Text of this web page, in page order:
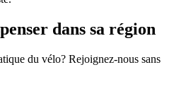
dans sa région
du vélo? Rejoignez-nous sans